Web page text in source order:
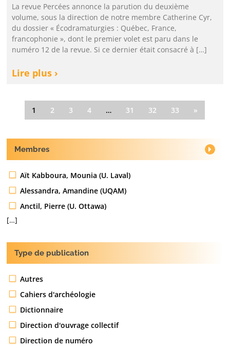
La revue Percées annonce la parution du deuxième
volume, sous la direction de notre membre Catherine Cyr,
du dossier « Écodramaturgies : Québec, France,
francophonie », dont le premier volet est paru dans le
numéro 12 de la revue. Si ce dernier était consacré à […]
Lire plus ›
1 2 3 4 … 31 32 33 »
Membres
Aït Kabboura, Mounia (U. Laval)
Alessandra, Amandine (UQAM)
Anctil, Pierre (U. Ottawa)
[…]
Type de publication
Autres
Cahiers d'archéologie
Dictionnaire
Direction d'ouvrage collectif
Direction de numéro